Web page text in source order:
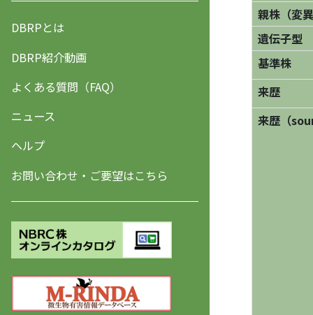
DBRPとは
DBRP紹介動画
よくある質問（FAQ）
ニュース
ヘルプ
お問い合わせ・ご要望はこちら
親株（変
遺伝子型
基準株
来歴
来歴（